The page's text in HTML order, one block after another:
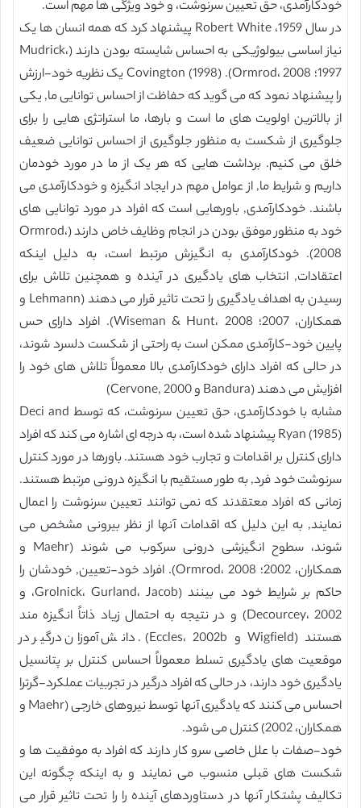
خودکارآمدی، حق تعیین سرنوشت، و خود ویژگی ها مهم است.
در سال 1959، Robert White پیشنهاد کرد که همه انسان ها یک
نیاز اساسی بیولوژیکی به احساس شایسته بودن دارند (Mudrick،
1997؛ Ormrod، 2008). Covington (1998) یک نظریه خود-ارزش
را پیشنهاد نمود که می گوید که حفاظت از احساس توانایی ما, یکی
از بالاترین اولویت های ما است و بارها، ما استراتژی هایی را برای
جلوگیری از شکست به منظور جلوگیری از احساس توانایی ضعیف
خلق می کنیم. برداشت هایی که هر یک از ما در مورد خودمان
داریم و شرایط ما, از عوامل مهم در ایجاد انگیزه و خودکارآمدی می
باشند. خودکارآمدی, باورهایی است که افراد در مورد توانایی های
خود به منظور موفق بودن در انجام وظایف خاص دارند (Ormrod،
2008). خودکارآمدی به انگیزش مرتبط است، به دلیل اینکه
اعتقادات, انتخاب های یادگیری در آینده و همچنین تلاش برای
رسیدن به اهداف یادگیری را تحت تاثیر قرار می دهند (Lehmann و
همکاران، 2007؛ Wiseman & Hunt، 2008). افراد دارای حس
پایین خود-کارآمدی ممکن است به راحتی از شکست دلسرد شوند،
در حالی که افراد دارای خودکارآمدی بالا معمولاً تلاش های خود را
افزایش می دهند (Bandura و Cervone, 2000)
مشابه با خودکارآمدی، حق تعیین سرنوشت، که توسط Deci and
Ryan (1985) پیشنهاد شده است، به درجه ای اشاره می کند که افراد
دارای کنترل بر اقدامات و تجارب خود هستند. باورها در مورد کنترل
سرنوشت خود فرد, به طور مستقیم با انگیزه درونی مرتبط هستند.
زمانی که افراد معتقدند که نمی توانند تعیین سرنوشت را اعمال
نمایند, به این دلیل که اقدامات آنها از نظر بیرونی مشخص می
شوند، سطوح انگیزشی درونی سرکوب می شوند (Maehr و
همکاران، 2002؛ Ormrod، 2008). افراد خود-تعیین, خودشان را
حاکم بر شرایط خود می بینند (Grolnick، Gurland، Jacob، و
Decourcey، 2002) و در نتیجه به احتمال زیاد ذاتاً انگیزه مند
هستند (Wigfield و Eccles، 2002b). دانش آموزان درگیر در
موقعیت های یادگیری تسلط معمولاً احساس کنترل بر پتانسیل
یادگیری خود دارند، در حالی که افراد درگیر در تجربیات عملکرد-گرترا
احساس می کنند که یادگیری آنها توسط نیروهای خارجی (Maehr و
همکاران، 2002) کنترل می شود.
خود-صفات با علل خاصی سرو کار دارند که افراد به موفقیت ها و
شکست های قبلی منسوب می نمایند و به اینکه چگونه این
تکالیف پشتکار آنها در دستاوردهای آینده را را تحت تاثیر قرار می